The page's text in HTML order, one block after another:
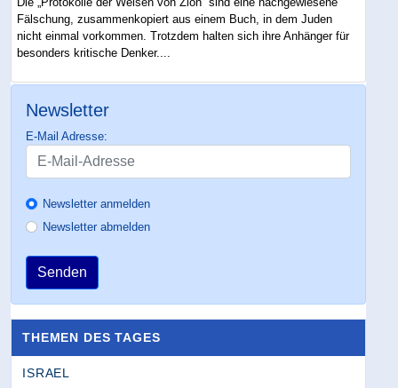
Fälschung, zusammenkopiert aus einem Buch, in dem Juden
nicht einmal vorkommen. Trotzdem halten sich ihre Anhänger für
besonders kritische Denker....
Newsletter
E-Mail Adresse:
Newsletter anmelden
Newsletter abmelden
Senden
THEMEN DES TAGES
ISRAEL